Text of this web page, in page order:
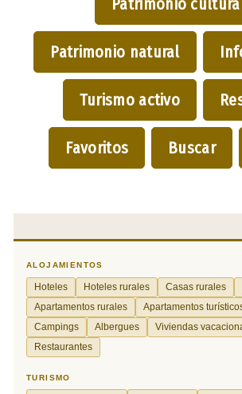
Patrimonio natural
Turismo activo
Favoritos Buscar